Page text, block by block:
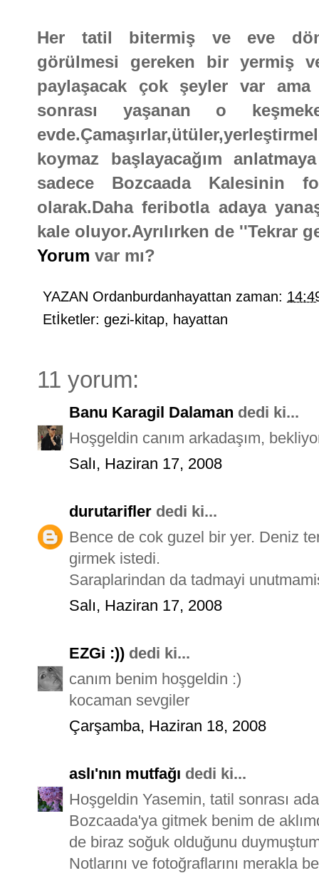
Her tatil bitermiş ve eve
görülmesi gereken bir yermiş
paylaşacak çok şeyler var
sonrası yaşanan o
koymaz başlayacağım
sadece Bozcaada Kalesinin
olarak.Daha feribotla adaya
kale oluyor.Ayrılırken de ''Tekrar
Yorum var mı?
YAZAN Ordanburdanhayattan zaman:
Etİketler: gezi-kitap, hayattan
11 yorum:
Banu Karagil Dalaman dedi ki...
Hoşgeldin canım arkadaşım,
Salı, Haziran 17, 2008
durutarifler dedi ki...
Bence de cok guzel bir yer. Deniz
girmek istedi.
Saraplarindan da tadmayi
Salı, Haziran 17, 2008
EZGi :)) dedi ki...
canım benim hoşgeldin :)
kocaman sevgiler
Çarşamba, Haziran 18, 2008
aslı'nın mutfağı dedi ki...
Hoşgeldin Yasemin, tatil sonrası
Bozcaada'ya gitmek benim de
de biraz soğuk olduğunu
Notlarını ve fotoğraflarını merakla